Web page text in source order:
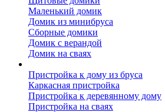
Маленький домик
Домик из минибруса
Сборные домики
Домик с верандой
Домик на сваях
Пристройка к дому из бруса
Каркасная пристройка
Пристройка к деревянному дому
Пристройка на сваях